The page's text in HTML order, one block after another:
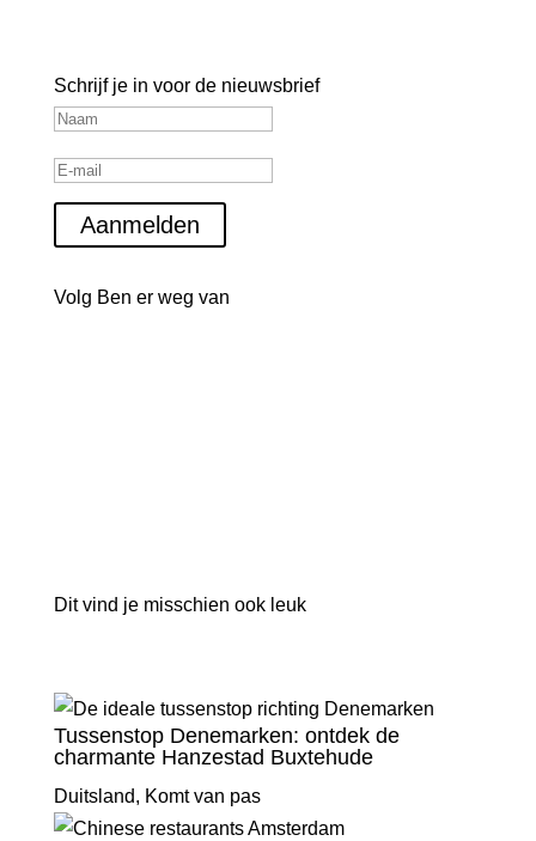
Schrijf je in voor de nieuwsbrief
Aanmelden
Volg Ben er weg van
Dit vind je misschien ook leuk
Tussenstop Denemarken: ontdek de
charmante Hanzestad Buxtehude
Duitsland, Komt van pas